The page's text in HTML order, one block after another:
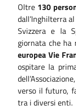
Oltre 130
dall’Inghilterra
Svizzera e la
giornata che ha
europea Vie
ospitare la
verso il futuro,
tra i diversi enti.